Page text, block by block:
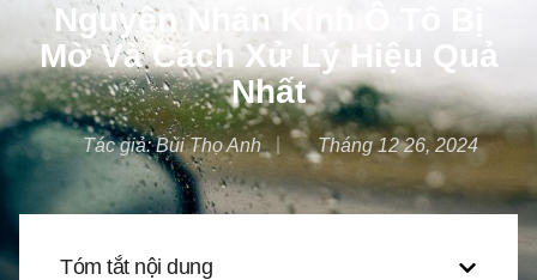
Nguyên Nhân Kính Ô Tô Bị
Mờ Và Cách Xử Lý Hiệu Quả
Nhất
Tác giả:Bùi Thọ Anh Tháng 12 26, 2024
Tóm tắt nội dung